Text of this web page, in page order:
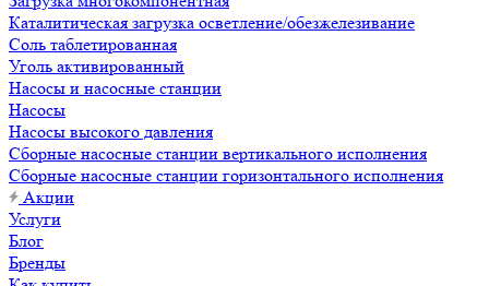
Каталитическая загрузка осветление/обезжелезивание
Соль таблетированная
Уголь активированный
Насосы и насосные станции
Насосы
Насосы высокого давления
Сборные насосные станции вертикального исполнения
Сборные насосные станции горизонтального исполнения
Акции
Услуги
Блог
Бренды